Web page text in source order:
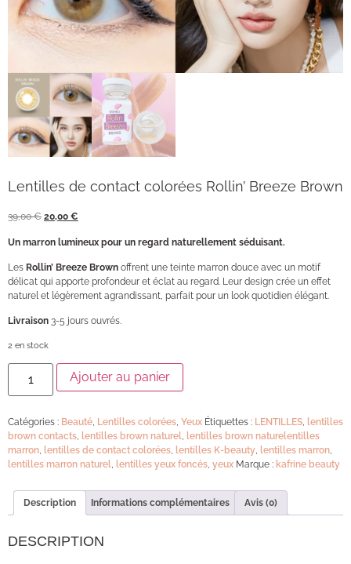
Lentilles de contact colorées Rollin’ Breeze Brown
39,00€ 20,00 €
Un marron lumineux pour un regard naturellement séduisant.
Les Rollin’ Breeze Brown offrent une teinte marron douce avec un motif
délicat qui apporte profondeur et éclat au regard. Leur design crée un effet
naturel et légèrement agrandissant, parfait pour un look quotidien élégant.
Livraison 3-5 jours ouvrés.
2 en stock
Ajouter au panier
Catégories : Beauté, Lentilles colorées, Yeux Étiquettes : LENTILLES, lentilles
brown contacts, lentilles brown naturel, lentilles brown naturelentilles
marron, lentilles de contact colorées, lentilles K-beauty, lentilles marron,
lentilles marron naturel, lentilles yeux foncés, yeux Marque : kafrine beauty
Description Informations complémentaires Avis (0)
DESCRIPTION